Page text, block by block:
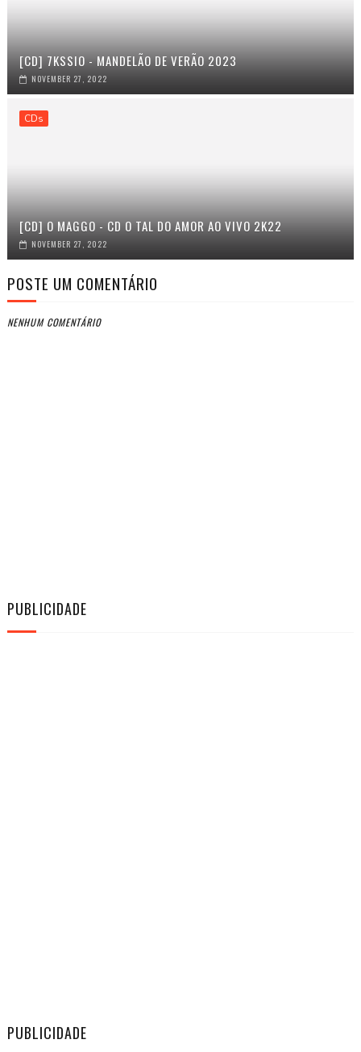
[CD] 7KSSIO - MANDELÃO DE VERÃO 2023
NOVEMBER 27, 2022
CDs
[CD] O MAGGO - CD O TAL DO AMOR AO VIVO 2K22
NOVEMBER 27, 2022
POSTE UM COMENTÁRIO
NENHUM COMENTÁRIO
PUBLICIDADE
PUBLICIDADE